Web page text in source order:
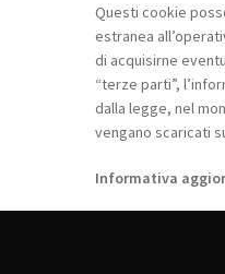
Questi cookie
estranea
di acquisirne
“terze parti”,
dalla legge, nel
vengano scaricati
Informativa